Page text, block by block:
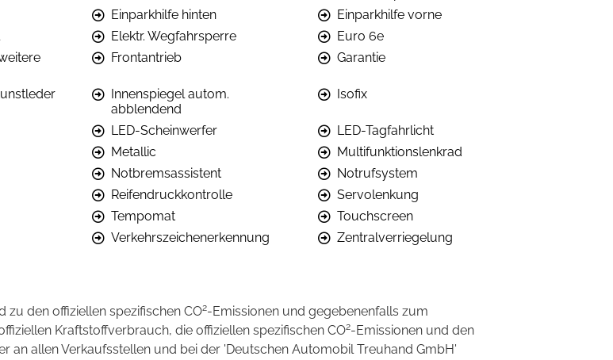
Einparkhilfe hinten
Einparkhilfe vorne
Elektr. Wegfahrsperre
Euro 6e
Frontantrieb Garantie
Innenspiegel autom.
abblendend
Isofix
LED-Scheinwerfer
LED-Tagfahrlicht
Metallic
Multifunktionslenkrad
Notbremsassistent
Notrufsystem
Reifendruckkontrolle
Servolenkung
Tempomat
Touchscreen
Verkehrszeichenerkennung Zentralverriegelung
den offiziellen spezifischen CO2-Emissionen und gegebenenfalls zum
Kraftstoffverbrauch, die offiziellen spezifischen CO2-Emissionen und den
allen Verkaufsstellen und bei der 'Deutschen Automobil Treuhand GmbH'